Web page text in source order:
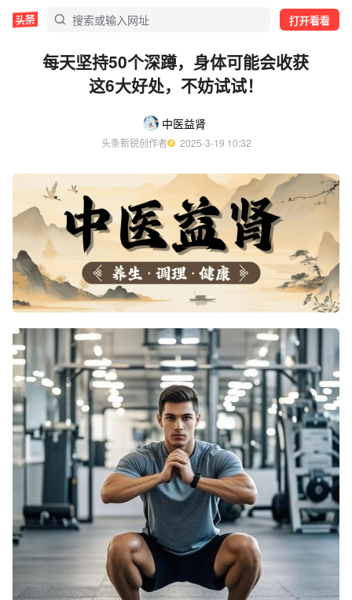
打开看看
每天坚持50个深蹲，身体可能会收获
这6大好处，不妨试试！
中医益肾
头条新锐创作者
  2025-3-19 10:32